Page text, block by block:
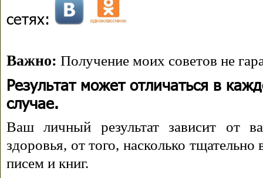
сетях:
Важно: Получение моих советов не
Результат может отличаться в
случае.
Ваш личный результат зависит от
здоровья, от того, насколько
писем и книг.